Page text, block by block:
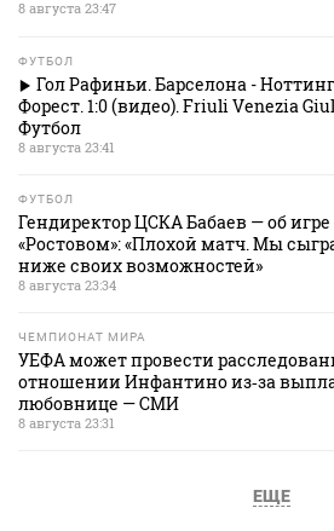
8 августа 23:47
ФУТБОЛ
Гол Рафиньи. Барселона -
Форест. 1:0 (видео). Friuli Venezia
Футбол
8 августа 23:41
ФУТБОЛ
Гендиректор ЦСКА Бабаев — об игре
«Ростовом»: «Плохой матч. Мы
ниже своих возможностей»
8 августа 23:34
ЧЕМПИОНАТ МИРА
УЕФА может провести
отношении Инфантино из‑за
любовнице — СМИ
8 августа 23:31
ЕЩЕ